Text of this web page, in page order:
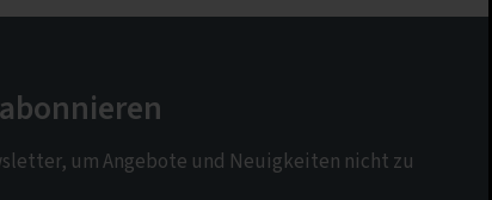
um Angebote und Neuigkeiten nicht zu